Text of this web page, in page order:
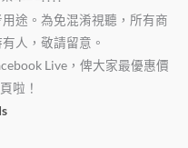
途。為免混淆視聽，所有商
人，敬請留意。
Live ，俾大家最優惠價
啦！